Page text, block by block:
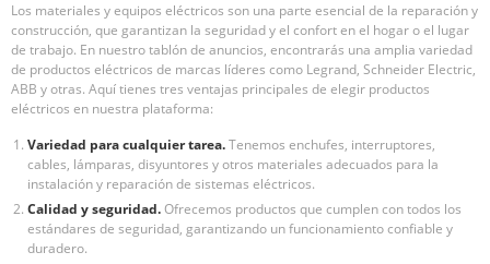
Los materiales y equipos eléctricos son una parte esencial de la reparación y
construcción, que garantizan la seguridad y el confort en el hogar o el lugar
de trabajo. En nuestro tablón de anuncios, encontrarás una amplia variedad
de productos eléctricos de marcas líderes como Legrand, Schneider Electric,
ABB y otras. Aquí tienes tres ventajas principales de elegir productos
eléctricos en nuestra plataforma:
Variedad para cualquier tarea.Tenemos enchufes, interruptores,
cables, lámparas, disyuntores y otros materiales adecuados para la
instalación y reparación de sistemas eléctricos.
Calidad y seguridad.Ofrecemos productos que cumplen con todos los
estándares de seguridad, garantizando un funcionamiento confiable y
duradero.